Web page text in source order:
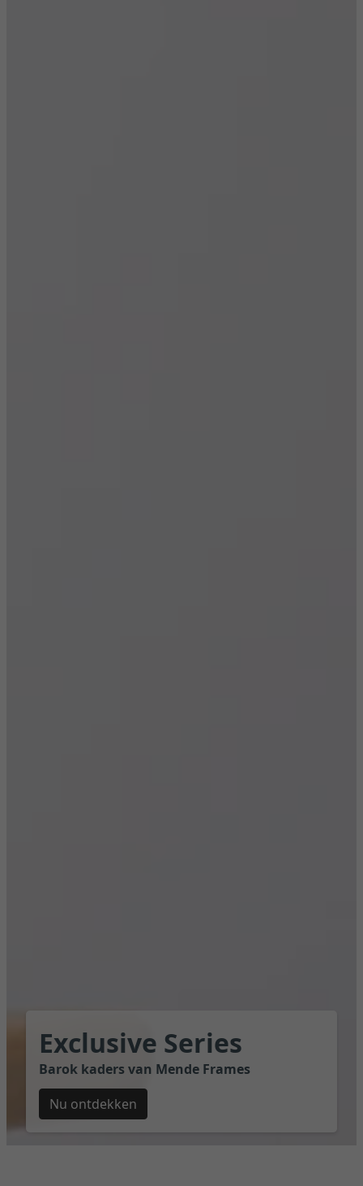
Exclusive Series
Barok kaders van Mende Frames
Nu ontdekken